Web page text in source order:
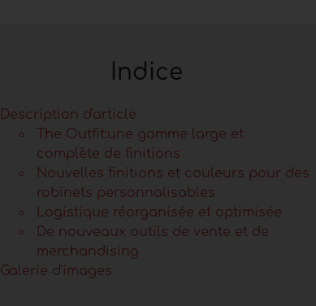
Indice
Description d'article
The Outfit:une gamme large et
complète de finitions
Nouvelles finitions et couleurs pour des
robinets personnalisables
Logistique réorganisée et optimisée
De nouveaux outils de vente et de
merchandising
Galerie d'images